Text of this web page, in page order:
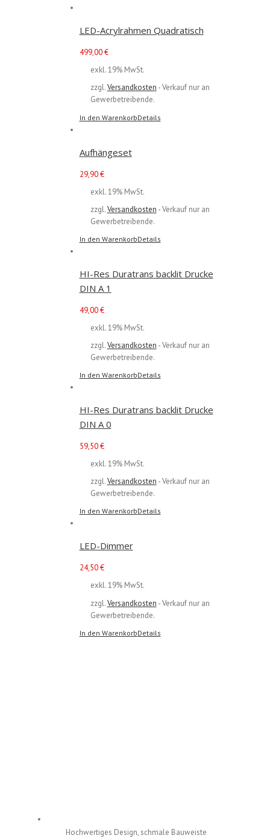
LED-Acrylrahmen Quadratisch
499,00€
exkl. 19% MwSt.
zzgl.Versandkosten - Verkauf nur an
Gewerbetreibende.
In den WarenkorbDetails
Aufhängeset
29,90€
exkl. 19% MwSt.
zzgl.Versandkosten - Verkauf nur an
Gewerbetreibende.
In den WarenkorbDetails
HI-Res Duratrans backlit Drucke
DIN A 1
49,00€
exkl. 19% MwSt.
zzgl.Versandkosten - Verkauf nur an
Gewerbetreibende.
In den WarenkorbDetails
HI-Res Duratrans backlit Drucke
DIN A 0
59,50€
exkl. 19% MwSt.
zzgl.Versandkosten - Verkauf nur an
Gewerbetreibende.
In den WarenkorbDetails
LED-Dimmer
24,50€
exkl. 19% MwSt.
zzgl.Versandkosten - Verkauf nur an
Gewerbetreibende.
In den WarenkorbDetails
Hochwertiges Design, schmale Bauweiste